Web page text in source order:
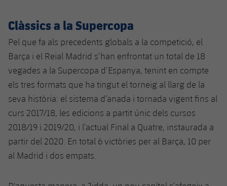
Clàssics a la Supercopa
Pel que fa als precedents globals a la competició, el
Barça i el Reial Madrid s’han enfrontat un total de 18
vegades a la Supercopa d’Espanya, tenint en compte
els tres formats que ha tingut el torneig al llarg de la
seva història: el sistema d’anada i tornada vigent fins al
curs 2017/18, les edicions a partit únic dels cursos
2018/19 i 2019/20, i l’actual Final a Quatre, instaurada a
partir del 2020. En total 6 victòries per al Barça, 10 per
al Madrid i dos empats.